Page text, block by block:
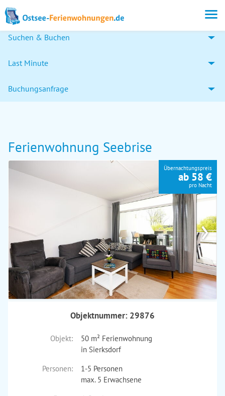
Suchen & Buchen
Last Minute
Buchungsanfrage
Ferienwohnung Seebrise
›
Übernachtungspreis
ab 58 €
pro Nacht
Objektnummer: 29876
Objekt:
50 m² Ferienwohnung
in Sierksdorf
Personen:
1-5 Personen
max. 5 Erwachsene